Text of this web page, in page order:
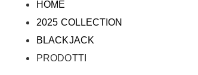
HOME
2025 COLLECTION
BLACKJACK
PRODOTTI